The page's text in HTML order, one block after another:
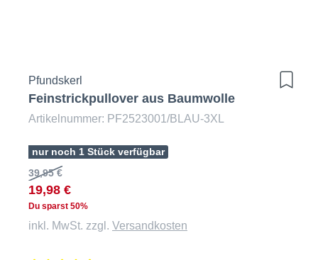
Pfundskerl
Feinstrickpullover aus Baumwolle
Artikelnummer: PF2523001/BLAU-3XL
nur noch 1 Stück verfügbar
39,95 €
19,98 €
Du sparst 50%
inkl. MwSt. zzgl. Versandkosten